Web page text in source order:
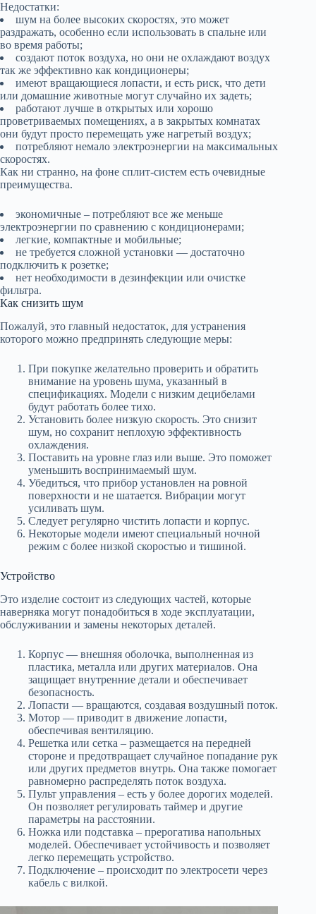
Недостатки:
шум на более высоких скоростях, это может
раздражать, особенно если использовать в спальне или
во время работы;
создают поток воздуха, но они не охлаждают воздух
так же эффективно как кондиционеры;
имеют вращающиеся лопасти, и есть риск, что дети
или домашние животные могут случайно их задеть;
работают лучше в открытых или хорошо
проветриваемых помещениях, а в закрытых комнатах
они будут просто перемещать уже нагретый воздух;
потребляют немало электроэнергии на максимальных
скоростях.
Как ни странно, на фоне сплит-систем есть очевидные
преимущества.
экономичные – потребляют все же меньше
электроэнергии по сравнению с кондиционерами;
легкие, компактные и мобильные;
не требуется сложной установки — достаточно
подключить к розетке;
нет необходимости в дезинфекции или очистке
фильтра.
Как снизить шум
Пожалуй, это главный недостаток, для устранения
которого можно предпринять следующие меры:
При покупке желательно проверить и обратить
внимание на уровень шума, указанный в
спецификациях. Модели с низким децибелами
будут работать более тихо.
Установить более низкую скорость. Это снизит
шум, но сохранит неплохую эффективность
охлаждения.
Поставить на уровне глаз или выше. Это поможет
уменьшить воспринимаемый шум.
Убедиться, что прибор установлен на ровной
поверхности и не шатается. Вибрации могут
усиливать шум.
Следует регулярно чистить лопасти и корпус.
Некоторые модели имеют специальный ночной
режим с более низкой скоростью и тишиной.
Устройство
Это изделие состоит из следующих частей, которые
наверняка могут понадобиться в ходе эксплуатации,
обслуживании и замены некоторых деталей.
Корпус — внешняя оболочка, выполненная из
пластика, металла или других материалов. Она
защищает внутренние детали и обеспечивает
безопасность.
Лопасти — вращаются, создавая воздушный поток.
Мотор — приводит в движение лопасти,
обеспечивая вентиляцию.
Решетка или сетка – размещается на передней
стороне и предотвращает случайное попадание рук
или других предметов внутрь. Она также помогает
равномерно распределять поток воздуха.
Пульт управления – есть у более дорогих моделей.
Он позволяет регулировать таймер и другие
параметры на расстоянии.
Ножка или подставка – прерогатива напольных
моделей. Обеспечивает устойчивость и позволяет
легко перемещать устройство.
Подключение – происходит по электросети через
кабель с вилкой.